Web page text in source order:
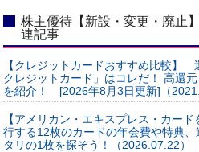
株主優待【新設・変更・廃止
連記事
【クレジットカードおすすめ比較】
クレジットカード」はコレだ！ 高還
を紹介！ [2026年8月3日更新]（
【アメリカン・エキスプレス・カー
行する12枚のカードの年会費や特典
タリの1枚を探そう！（2026.07.22）